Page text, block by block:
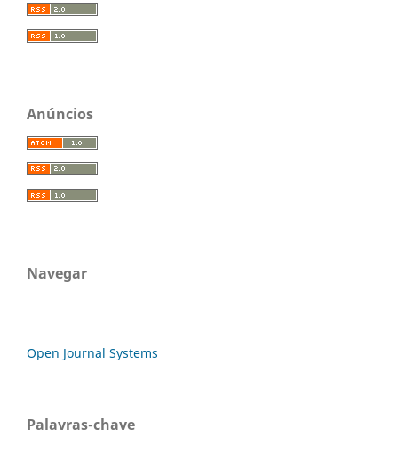
Anúncios
Navegar
Open Journal Systems
Palavras-chave